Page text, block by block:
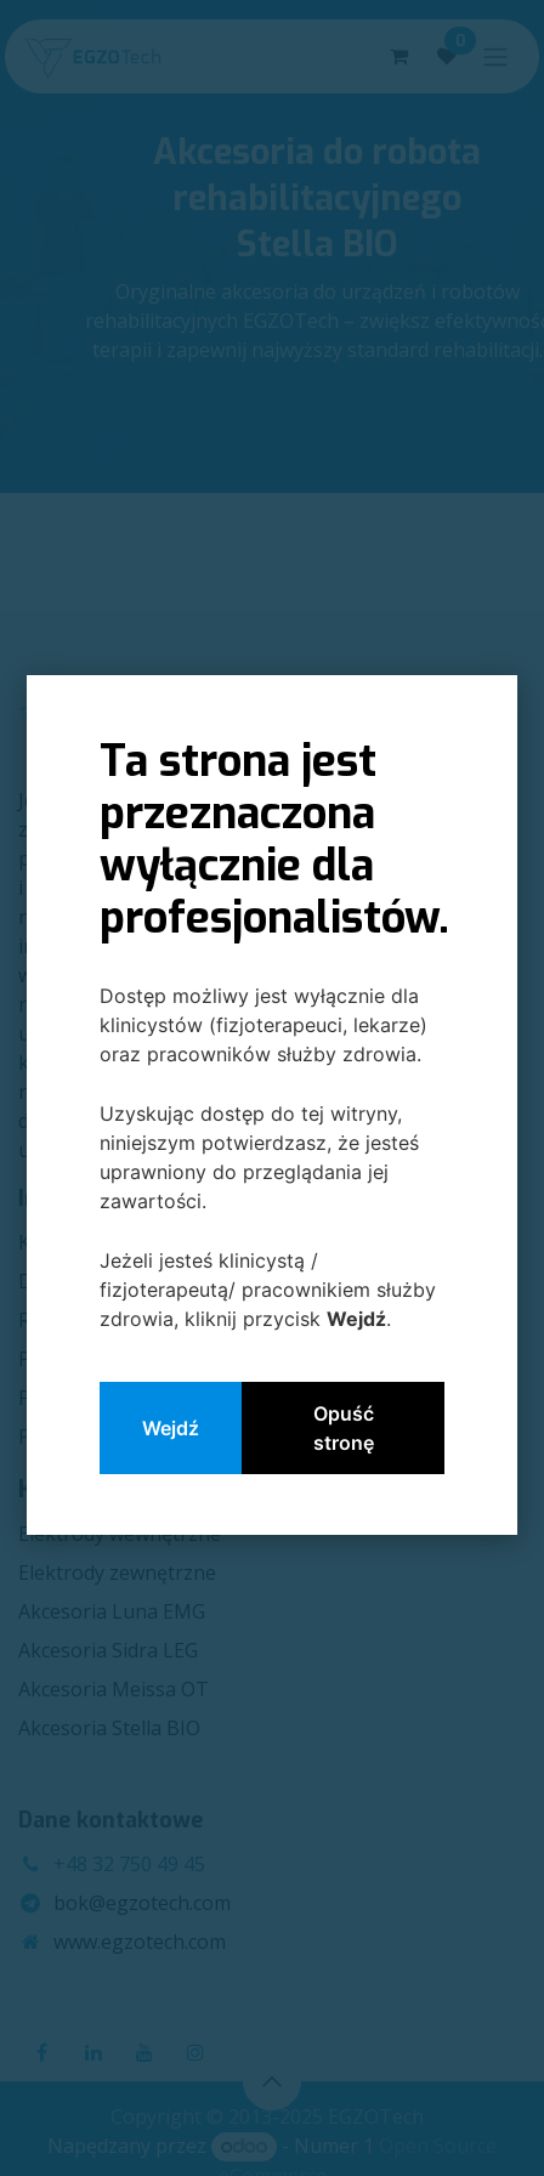
Skip to Content
0
Akcesoria do robota
rehabilitacyjnego
Stella BIO
Oryginalne akcesoria do urządzeń i robotów
rehabilitacyjnych EGZOTech – zwiększ
terapii i zapewnij najwyższy standard rehabilitacji.
Jesteśmy polską firmą
zajmującą się
projektowaniem
i produkcją robotów
rehabilitacyjnych. Nasze
innowacyjne rozwiązania
neurologii, ortopedii,
urologii, onkologii,
kardiologii,a także w
długoterminowej,
uroginekologii i sporcie.​
Informacje
Dostawa i płatność
Regulamin sklepu
Polityka newslettera
Elektrody wewnętrzne
Elektrody zewnętrzne
Akcesoria Luna EMG
Akcesoria Sidra LEG
Akcesoria Meissa OT
Akcesoria Stella BIO
+48 32 750 49 45
bok@egzotech.com
www.egzotech.com
Copyright © 2013-2025 EGZOTech
Napędzany przez
- Numer 1
Ta strona jest
przeznaczona
wyłącznie dla
profesjonalistów.
Dostęp możliwy jest wyłącznie dla
klinicystów (fizjoterapeuci, lekarze)
oraz pracowników służby zdrowia.
Uzyskując dostęp do tej witryny,
niniejszym potwierdzasz, że jesteś
uprawniony do przeglądania jej
zawartości.
Jeżeli jesteś klinicystą /
fizjoterapeutą/ pracownikiem służby
zdrowia, kliknij przyciskWejdź.
Wejdź
Opuść
stronę